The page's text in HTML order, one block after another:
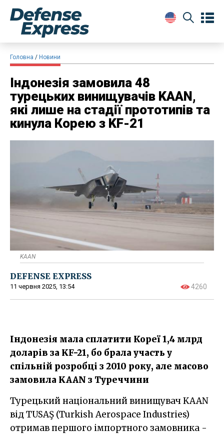
Головна Новини
Індонезія замовила 48
турецьких винищувачів KAAN,
які лише на стадії прототипів та
кинула Корею з KF-21
KAAN
DEFENSE EXPRESS
11 червня 2025, 13:54 4260
Індонезія мала сплатити Кореї 1,4 млрд
доларів за KF-21, бо брала участь у
спільній розробці з 2010 року, але масово
замовила KAAN з Туреччини
Турецький національний винищувач KAAN
від TUSAŞ (Turkish Aerospace Industries)
отримав першого імпортного замовника -